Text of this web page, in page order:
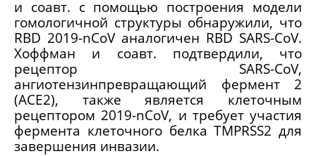
и соавт. с помощью построения модели
гомологичной структуры обнаружили, что
RBD 2019-nCoV аналогичен RBD SARS-CoV.
Хоффман и соавт. подтвердили, что
рецептор SARS-CoV,
ангиотензинпревращающий фермент 2
(ACE2), также является клеточным
рецептором 2019-nCoV, и требует участия
фермента клеточного белка TMPRSS2 для
завершения инвазии.